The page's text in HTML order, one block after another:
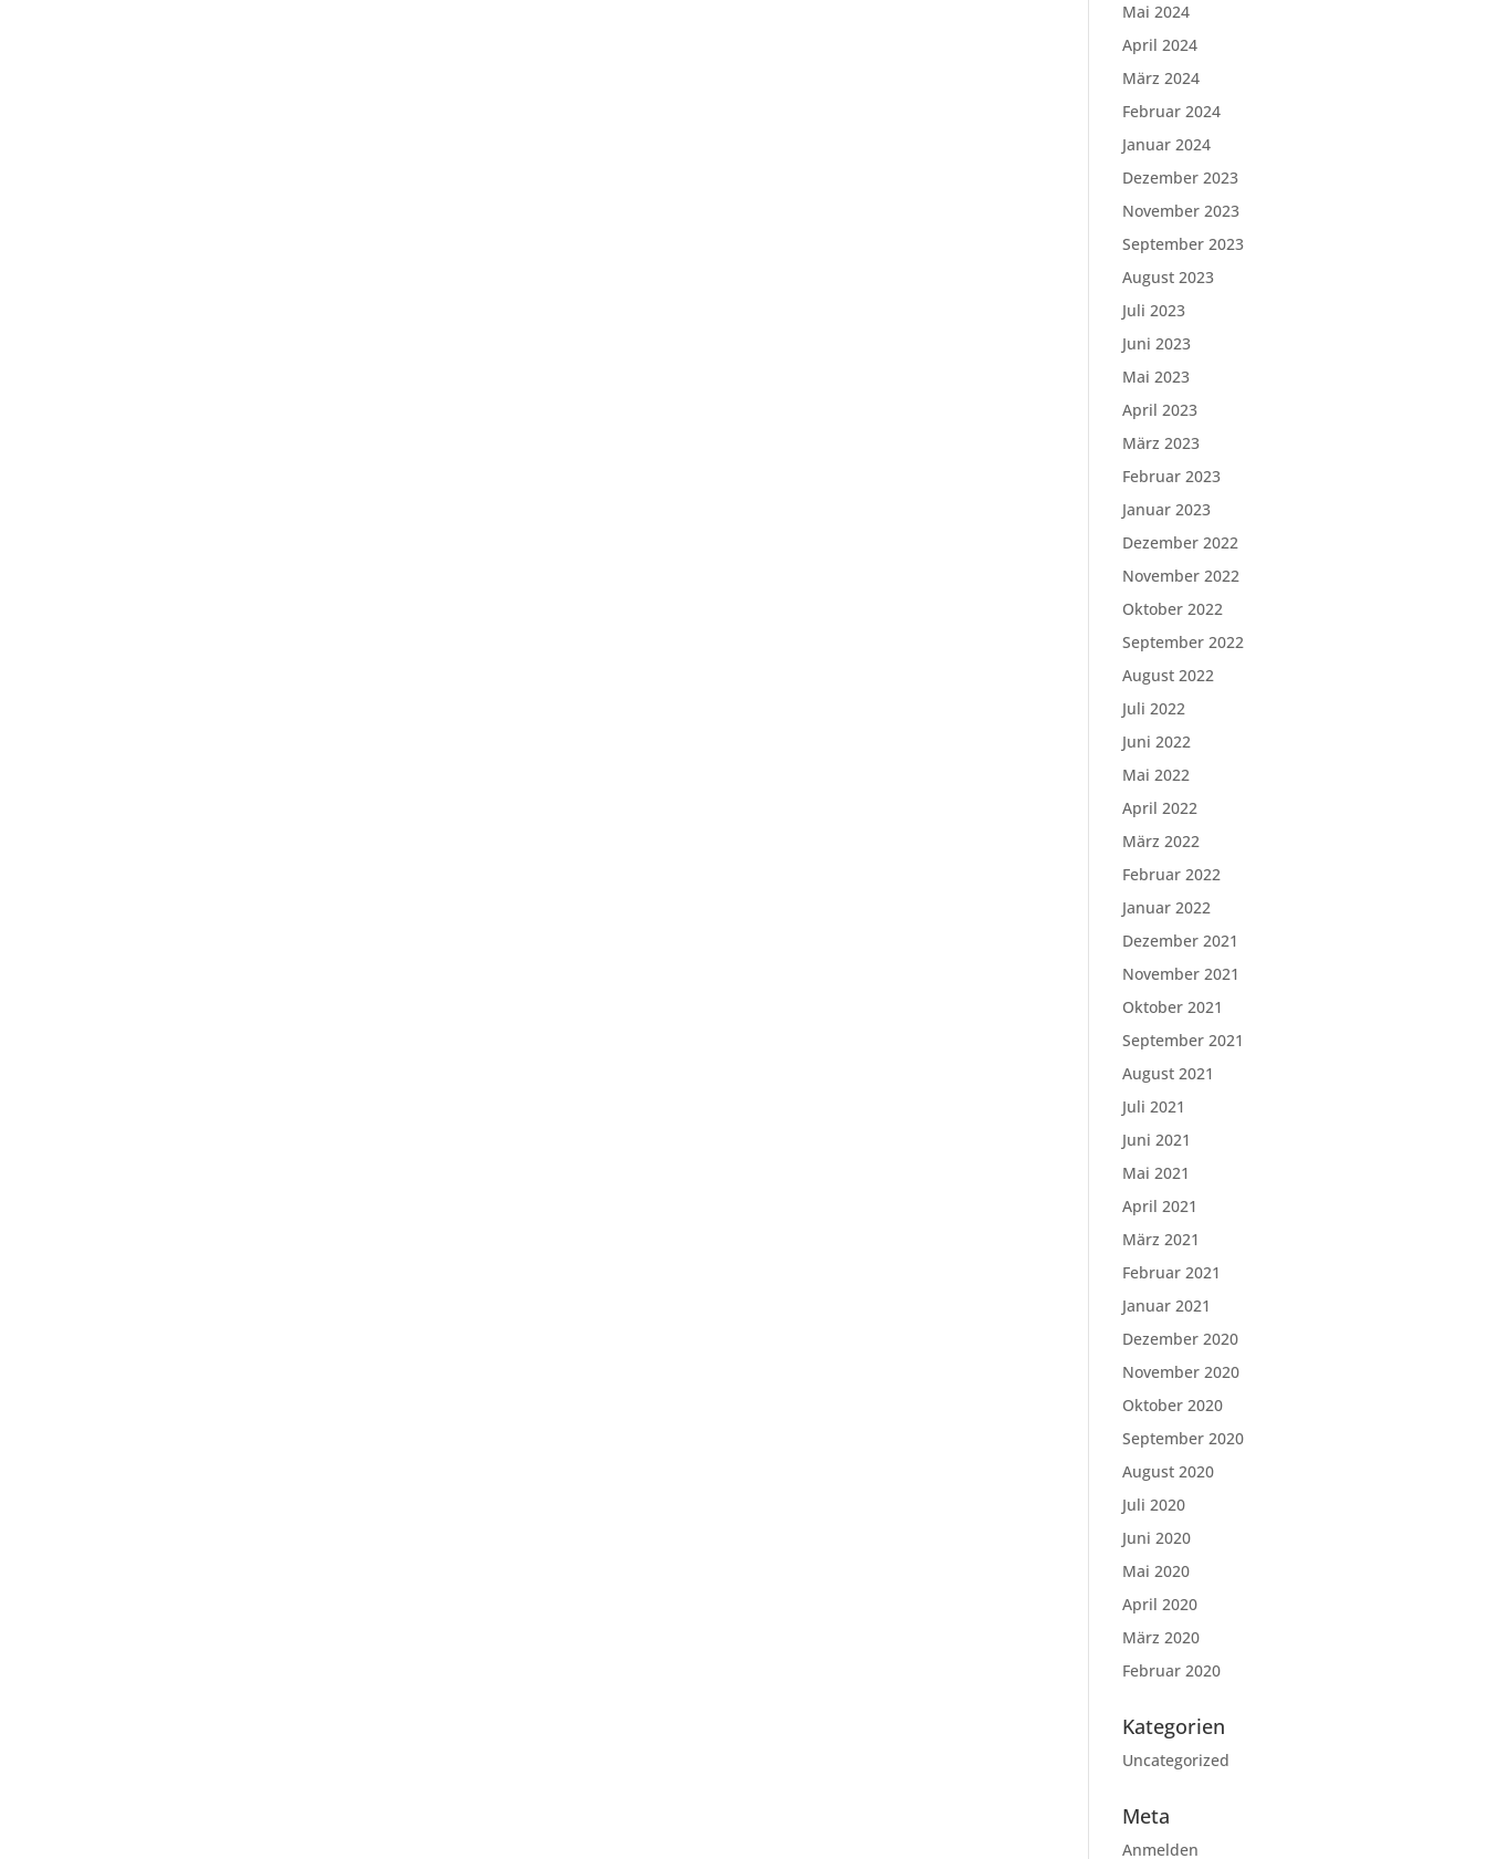
Mai 2024
April 2024
März 2024
Februar 2024
Januar 2024
Dezember 2023
November 2023
September 2023
August 2023
Juli 2023
Juni 2023
Mai 2023
April 2023
März 2023
Februar 2023
Januar 2023
Dezember 2022
November 2022
Oktober 2022
September 2022
August 2022
Juli 2022
Juni 2022
Mai 2022
April 2022
März 2022
Februar 2022
Januar 2022
Dezember 2021
November 2021
Oktober 2021
September 2021
August 2021
Juli 2021
Juni 2021
Mai 2021
April 2021
März 2021
Februar 2021
Januar 2021
Dezember 2020
November 2020
Oktober 2020
September 2020
August 2020
Juli 2020
Juni 2020
Mai 2020
April 2020
März 2020
Februar 2020
Kategorien
Uncategorized
Meta
Anmelden